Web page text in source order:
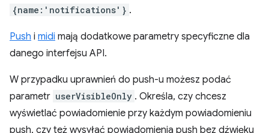
{name:'notifications'} .
Push i midi mają dodatkowe parametry specyficzne dla
danego interfejsu API.
W przypadku uprawnień do push-u możesz podać
parametr userVisibleOnly . Określa, czy chcesz
wyświetlać powiadomienie przy każdym powiadomieniu
push, czy też wysyłać powiadomienia push bez dźwięku